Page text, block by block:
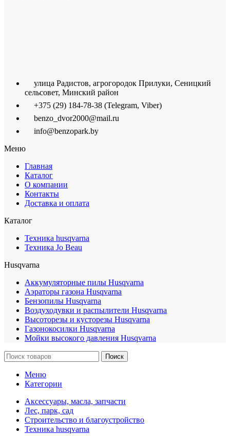
улица Радистов, агрогородок Прилуки, Сеницкий
сельсовет, Минский район
+375 (29) 184-78-38 (Telegram, Viber)
benzo_dvor2000@mail.ru
info@benzopark.by
Меню
Главная
Каталог
О компании
Контакты
Доставка и оплата
Каталог
Техника husqvarna
Техника Jo Beau
Husqvarna
Аккумуляторные пилы Husqvarna
Аэраторы газона Husqvarna
Бензопилы Husqvarna
Воздуходувки и распылители Husqvarna
Высоторезы и кусторезы Husqvarna
Газонокосилки Husqvarna
Мойки высокого давления Husqvarna
Поиск
Меню
Категории
Аксессуары, масла, запчасти
Лес, парк, сад
Строительство и благоустройство
Техника husqvarna